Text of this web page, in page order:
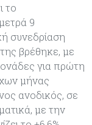
το
9
συνεδρίαση
βρέθηκε, με
για πρώτη
μήνας
ανοδικός, σε
με την